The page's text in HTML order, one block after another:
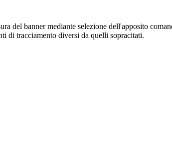
del banner mediante selezione dell'apposito
di tracciamento diversi da quelli sopracitati.